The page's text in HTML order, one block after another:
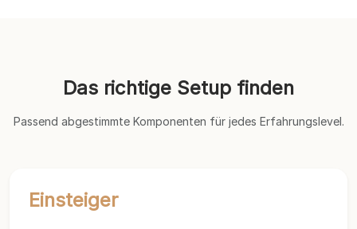
Das richtige Setup finden
Passend abgestimmte Komponenten für jedes Erfahrungslevel.
Einsteiger